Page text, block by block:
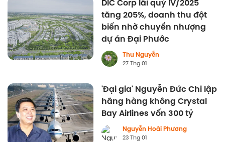
DIC Corp lãi quý IV/2025
tăng 205%, doanh thu đột
biến nhờ chuyển nhượng
dự án Đại Phước
Thu Nguyễn
27 Thg 01
'Đại gia' Nguyễn Đức Chi lập
hãng hàng không Crystal
Bay Airlines vốn 300 tỷ
Nguyễn Hoài Phương
23 Thg 01